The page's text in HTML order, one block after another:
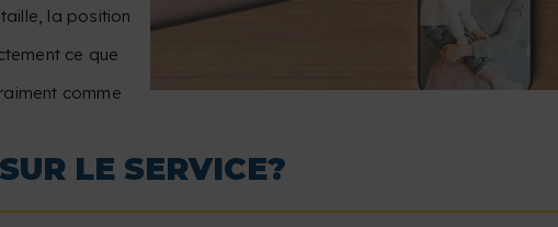
la position
ce que
comme
LE SERVICE?